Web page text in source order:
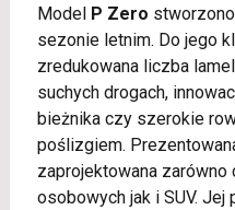
Model P Zero
sezonie letnim. Do jego
zredukowana liczba
suchych drogach,
bieżnika czy szerokie
poślizgiem.
zaprojektowana zarówno
osobowych jak i SUV.